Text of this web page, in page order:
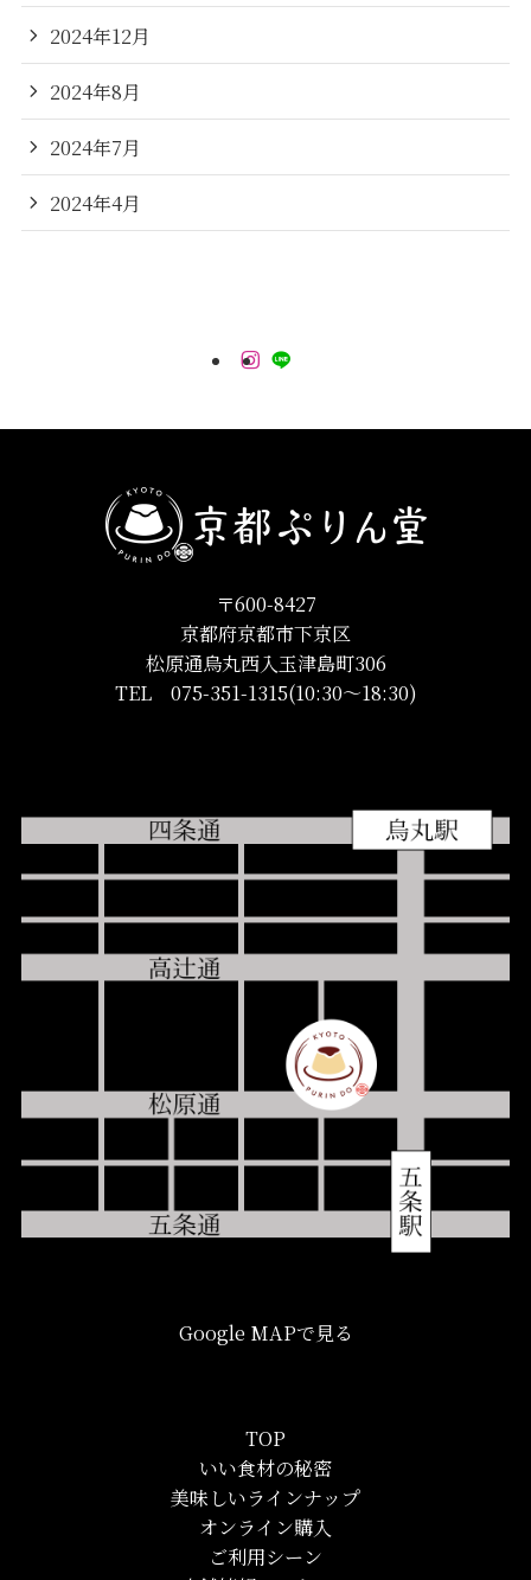
2024年12月
2024年8月
2024年7月
2024年4月
〒600-8427
京都府京都市下京区
松原通烏丸西入玉津島町306
TEL 075-351-1315(10:30〜18:30)
Google MAPで見る
TOP
いい食材の秘密
美味しいラインナップ
オンライン購入
ご利用シーン